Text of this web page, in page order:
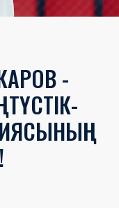
-